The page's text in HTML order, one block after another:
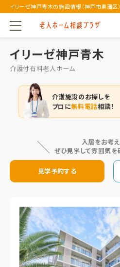
イリーゼ神戸青木の施設情報（神戸市東灘区）
イリーゼ神戸青木
介護付有料老人ホーム
介護施設のお探しを
プロに無料電話相談！
入居をお考え
ぜひ見学して雰囲気を
見学予約する